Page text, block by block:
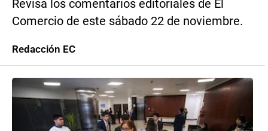
Revisa los comentarios editoriales de El
Comercio de este sábado 22 de noviembre.
Redacción EC